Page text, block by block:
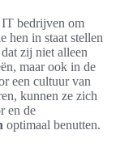
IT bedrijven om
hen in staat stellen
zij niet alleen
maar ook in de
een cultuur van
kunnen ze zich
en de
optimaal benutten.